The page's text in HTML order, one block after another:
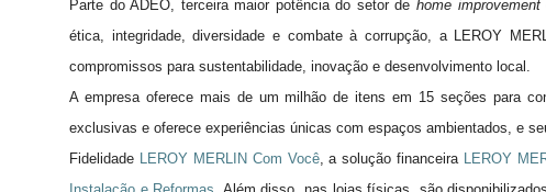
Parte do ADEO, terceira maior potência do setor de home improvement
ética, integridade, diversidade e combate à corrupção, a LEROY
compromissos para sustentabilidade, inovação e desenvolvimento local.
A empresa oferece mais de um milhão de itens em 15 seções para
exclusivas e oferece experiências únicas com espaços ambientados, e
Fidelidade LEROY MERLIN Com Você, a solução financeira LEROY